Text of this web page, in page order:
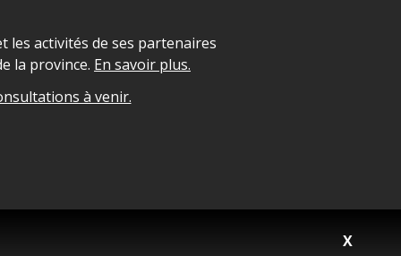
X
les activités de ses partenaires
la province. En savoir plus.
à venir.